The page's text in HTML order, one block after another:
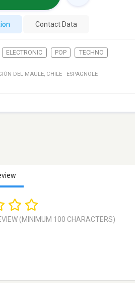
Contact Data
ELECTRONIC POP TECHNO
DEL MAULE, CHILE · ESPAGNOLE